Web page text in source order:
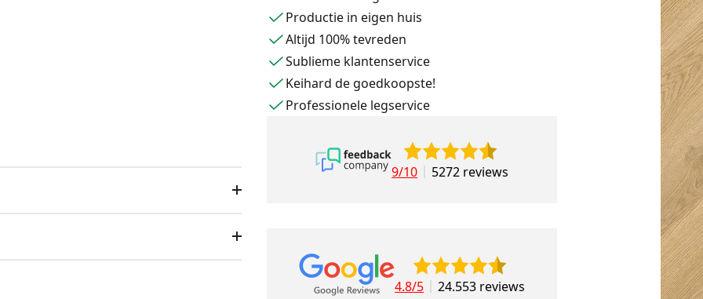
Productie in eigen huis
Altijd 100% tevreden
Sublieme klantenservice
Keihard de goedkoopste!
Professionele legservice
9/10 5272 reviews
4.8/5 24.553 reviews